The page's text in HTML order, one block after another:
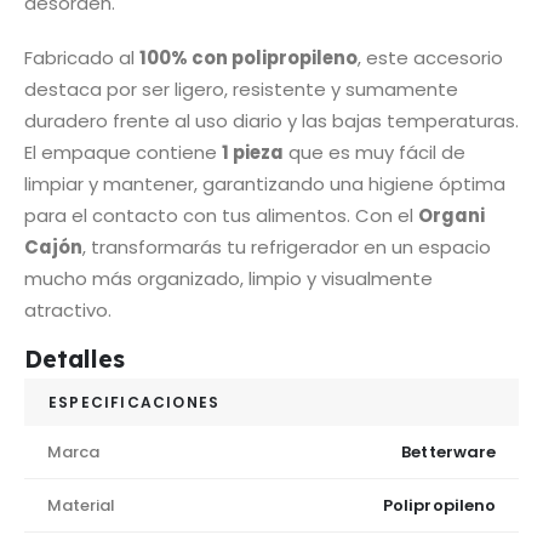
Fabricado al 100% con polipropileno, este accesorio
destaca por ser ligero, resistente y sumamente
duradero frente al uso diario y las bajas temperaturas.
El empaque contiene 1 pieza que es muy fácil de
limpiar y mantener, garantizando una higiene óptima
para el contacto con tus alimentos. Con el Organi
Cajón, transformarás tu refrigerador en un espacio
mucho más organizado, limpio y visualmente
atractivo.
Detalles
ESPECIFICACIONES
Marca Betterware
Material Polipropileno